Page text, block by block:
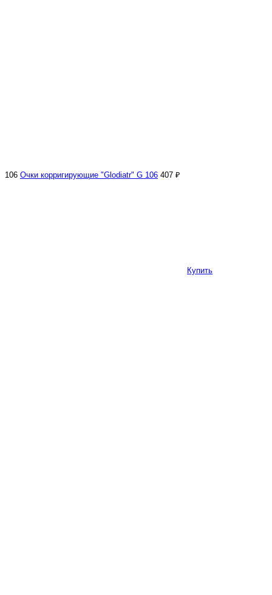
106 Очки корригирующие "Glodiatr" G 106 407 ₽
Купить